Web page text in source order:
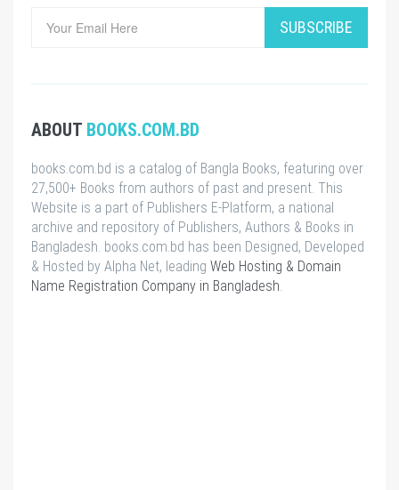
SUBSCRIBE
ABOUT BOOKS.COM.BD
books.com.bd is a catalog of Bangla Books, featuring over
27,500+ Books from authors of past and present. This
Website is a part of Publishers E-Platform, a national
archive and repository of Publishers, Authors & Books in
Bangladesh. books.com.bd has been Designed, Developed
& Hosted by Alpha Net, leading Web Hosting & Domain
Name Registration Company in Bangladesh